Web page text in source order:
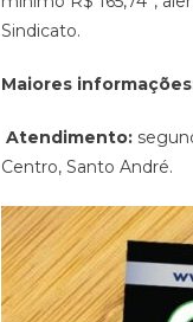
Sindicato.
Maiores
Atendimento:
Centro, Santo André.